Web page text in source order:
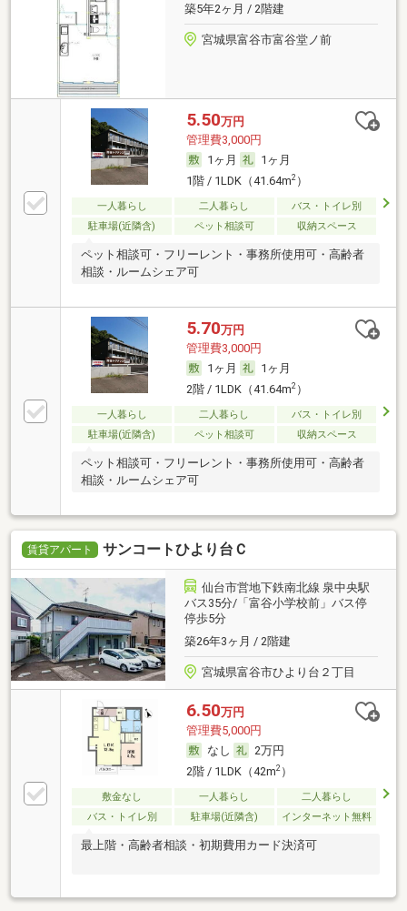
築5年2ヶ月 / 2階建
宮城県富谷市富谷堂ノ前
5.50万円
管理費3,000円
1ヶ月
1ヶ月
1階 / 1LDK（41.64m2）
一人暮らし 二人暮らし
バス・トイレ別
駐車場(近隣含)
ペット相談可 収納スペース
ペット相談可・フリーレント・事務所使用可・高齢者
相談・ルームシェア可
5.70万円
管理費3,000円
1ヶ月
1ヶ月
2階 / 1LDK（41.64m2）
一人暮らし 二人暮らし
バス・トイレ別
駐車場(近隣含)
ペット相談可 収納スペース
ペット相談可・フリーレント・事務所使用可・高齢者
相談・ルームシェア可
賃貸アパート サンコートひより台Ｃ
仙台市営地下鉄南北線 泉中央駅
バス35分/「富谷小学校前」バス停
停歩5分
築26年3ヶ月 / 2階建
宮城県富谷市ひより台２丁目
6.50万円
管理費5,000円
なし
2万円
2階 / 1LDK（42m2）
敷金なし 一人暮らし
二人暮らし
バス・トイレ別
駐車場(近隣含) インターネット無料
最上階・高齢者相談・初期費用カード決済可